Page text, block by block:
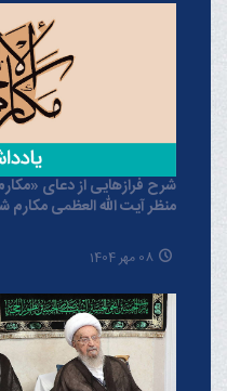
شرح فرازهایی از دعای
منظر آیت الله العظمی مکارم
08 مهر 1404